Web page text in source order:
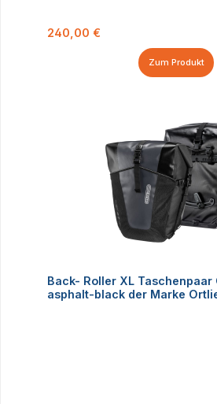
Regulärer Preis:
240,00 €
Zum Produkt
Back- Roller XL Taschenpaar
asphalt-black der Marke